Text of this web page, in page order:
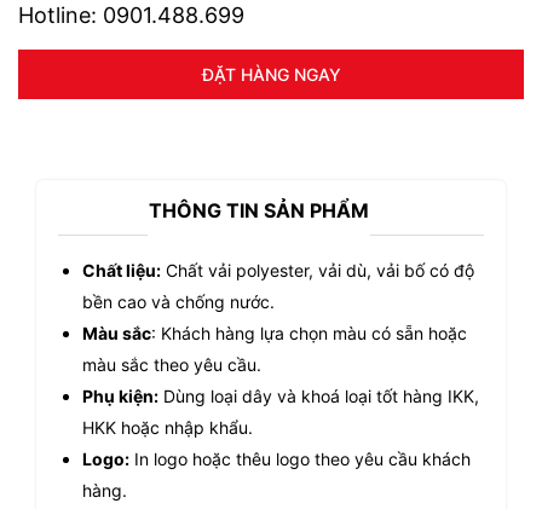
Hotline: 0901.488.699
ĐẶT HÀNG NGAY
THÔNG TIN SẢN PHẨM
Chất liệu: Chất vải polyester, vải dù, vải bố có độ
bền cao và chống nước.
Màu sắc: Khách hàng lựa chọn màu có sẵn hoặc
màu sắc theo yêu cầu.
Phụ kiện: Dùng loại dây và khoá loại tốt hàng IKK,
HKK hoặc nhập khẩu.
Logo: In logo hoặc thêu logo theo yêu cầu khách
hàng.